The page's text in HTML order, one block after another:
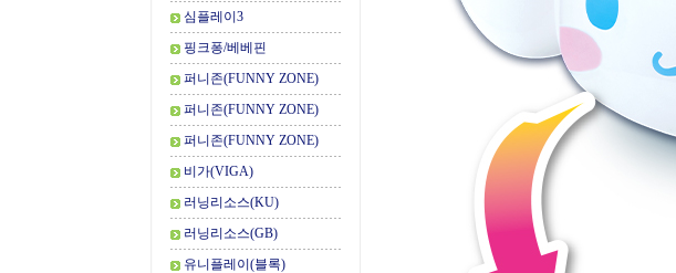
심플레이3
핑크퐁/베베핀
퍼니존(FUNNY ZONE)
퍼니존(FUNNY ZONE)
퍼니존(FUNNY ZONE)
비가(VIGA)
러닝리소스(KU)
러닝리소스(GB)
유니플레이(블록)